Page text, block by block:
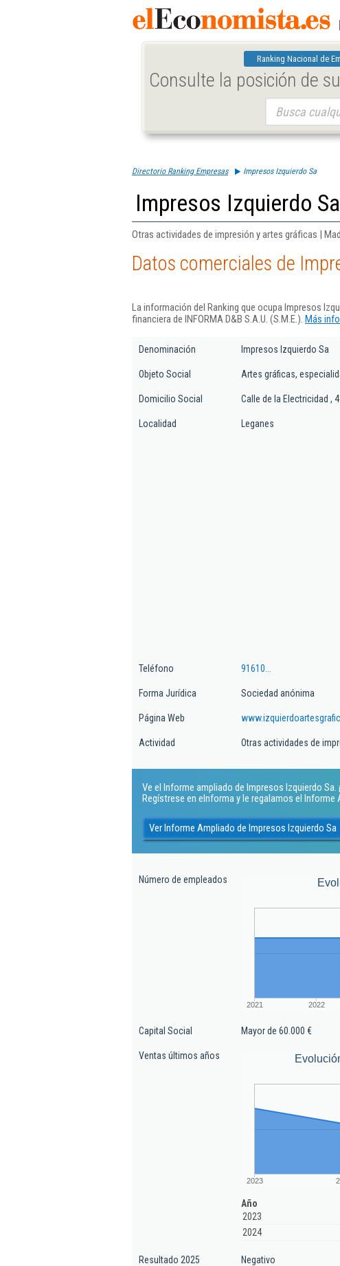
Ranking Nacional de
Consulte la posición de
Directorio Ranking Empresas Impresos Izquierdo Sa
Impresos Izquierdo Sa
Otras actividades de impresión y artes gráficas |
Datos comerciales de
La información del Ranking que ocupa Impresos
financiera de INFORMA D&B S.A.U. (S.M.E.). Más
Denominación Impresos Izquierdo Sa
Objeto Social Artes gráficas,
Domicilio Social Calle de la Electricidad ,
Localidad Leganes
Teléfono 91610...
Forma Jurídica Sociedad anónima
Página Web
Actividad Otras actividades de
Ve el Informe ampliado de Impresos Izquierdo Sa.
Regístrese en eInforma y le regalamos el
Ver Informe Ampliado de Impresos Izquierdo Sa
Número de empleados
2021 2022
Capital Social Mayor de 60.000 €
Ventas últimos años
2023
Año
2023
2024
Resultado 2025 Negativo